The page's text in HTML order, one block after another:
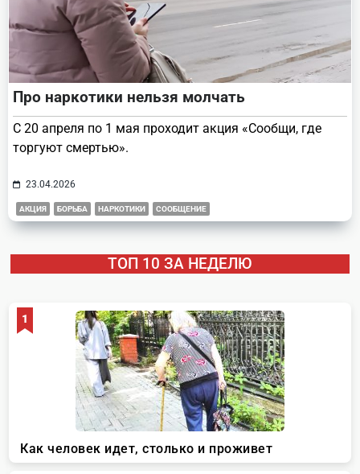
Про наркотики нельзя молчать
С 20 апреля по 1 мая проходит акция «Сообщи, где
торгуют смертью».
23.04.2026
АКЦИЯ БОРЬБА НАРКОТИКИ СООБЩЕНИЕ
ТОП 10 ЗА НЕДЕЛЮ